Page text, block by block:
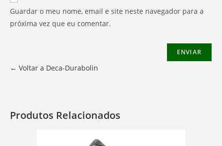
Guardar o meu nome, email e site neste navegador para a
próxima vez que eu comentar.
← Voltar a Deca-Durabolin
Produtos Relacionados